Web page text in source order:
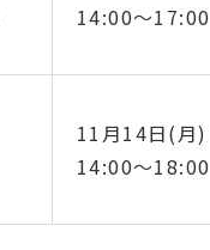
14:00～17:00
11月14日(月)
14:00～18:00